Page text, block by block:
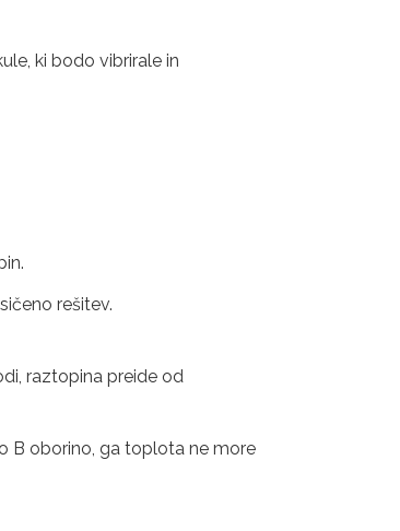
ki bodo vibrirale in
rešitev.
raztopina preide od
B oborino, ga toplota ne more